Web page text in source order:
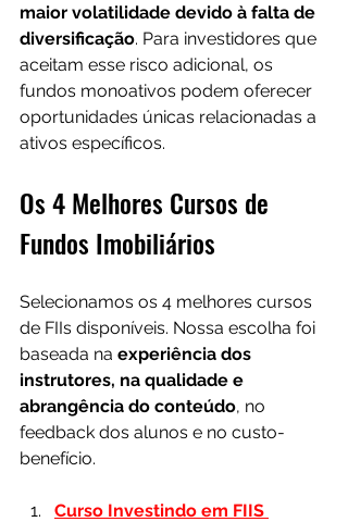
maior volatilidade devido à falta de
diversificação. Para investidores que
aceitam esse risco adicional, os
fundos monoativos podem oferecer
oportunidades únicas relacionadas a
ativos específicos.
Os 4 Melhores Cursos de
Fundos Imobiliários
Selecionamos os 4 melhores cursos
de FIIs disponíveis. Nossa escolha foi
baseada na experiência dos
instrutores, na qualidade e
abrangência do conteúdo, no
feedback dos alunos e no custo-
benefício.
Curso Investindo em FIIS